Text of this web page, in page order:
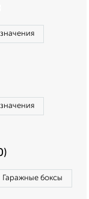
Гаражные боксы